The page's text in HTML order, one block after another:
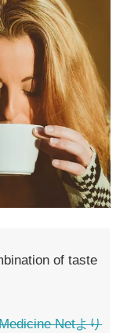
of taste
Netより